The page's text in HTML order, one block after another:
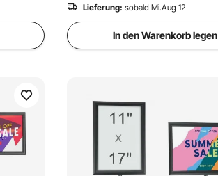
Lieferung: sobald Mi.Aug 12
In den Warenkorb legen